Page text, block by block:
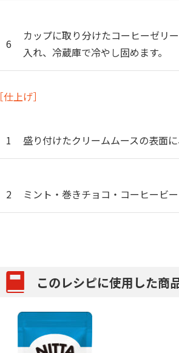
カップに取り分けたコーヒーゼリー
入れ、冷蔵庫で冷やし固めます。
［仕上げ］
盛り付けたクリームムースの表面
ミント・巻きチョコ・コーヒービ
このレシピに使用した商